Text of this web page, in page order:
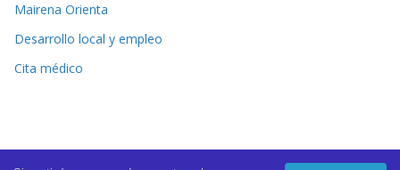
Mairena Orienta
Desarrollo local y empleo
Cita médico